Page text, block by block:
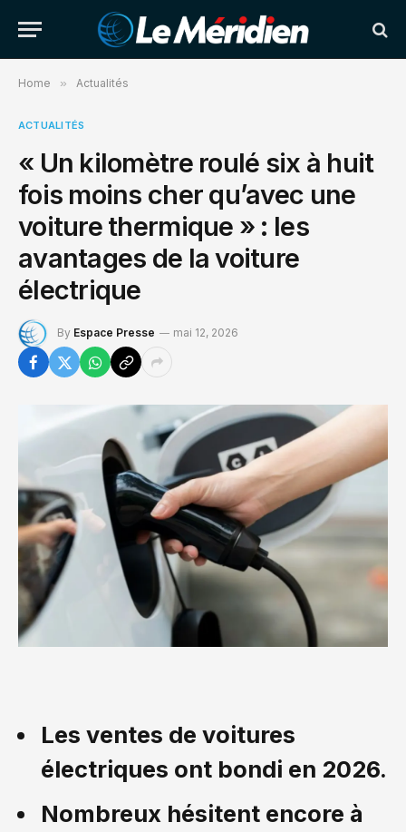
Home » Actualités
ACTUALITÉS
« Un kilomètre roulé six à huit
fois moins cher qu’avec une
voiture thermique » : les
avantages de la voiture
électrique
By Espace Presse mai 12, 2026
Les ventes de voitures
électriques ont bondi en 2026.
Nombreux hésitent encore à